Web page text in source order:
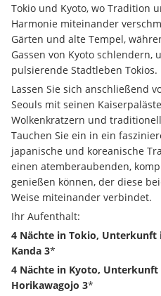
Tokio und Kyoto, wo Tradition
Harmonie miteinander
Gärten und alte Tempel,
Gassen von Kyoto schlendern,
pulsierende Stadtleben Tokios.
Lassen Sie sich anschließend
Seouls mit seinen
Wolkenkratzern und
Tauchen Sie ein in ein
japanische und koreanische
einen atemberaubenden,
genießen können, der diese
Weise miteinander verbindet.
Ihr Aufenthalt:
4 Nächte in Tokio,
Kanda 3*
4 Nächte in Kyoto,
Horikawagojo 3*